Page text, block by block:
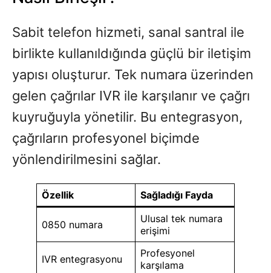
Sabit telefon hizmeti, sanal santral ile
birlikte kullanıldığında güçlü bir iletişim
yapısı oluşturur. Tek numara üzerinden
gelen çağrılar IVR ile karşılanır ve çağrı
kuyruğuyla yönetilir. Bu entegrasyon,
çağrıların profesyonel biçimde
yönlendirilmesini sağlar.
Özellik Sağladığı Fayda
0850 numara
Ulusal tek numara
erişimi
IVR entegrasyonu
Profesyonel
karşılama